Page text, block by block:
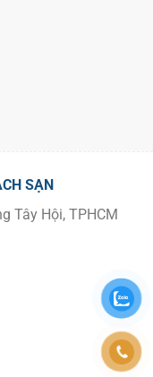
SẠN
Tây Hội, TPHCM